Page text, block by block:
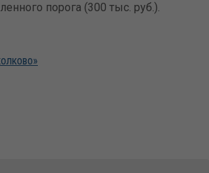
порога (300 тыс. руб.).